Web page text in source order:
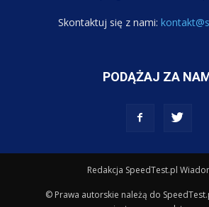
Skontaktuj się z nami:
PODĄŻAJ ZA
Redakcja SpeedTest.pl
© Prawa autorskie należą do